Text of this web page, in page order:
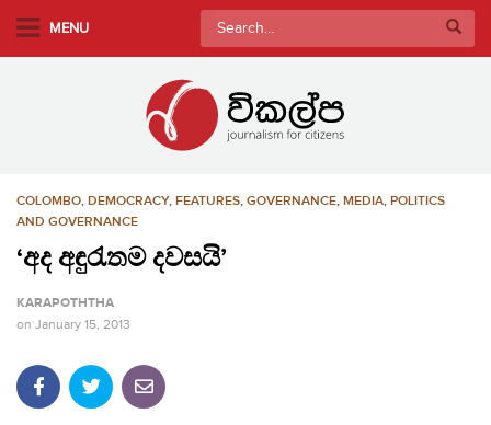
MENU
Search
for:
COLOMBO, DEMOCRACY, FEATURES, GOVERNANCE, MEDIA, POLITICS
AND GOVERNANCE
‘අද අඳුරැතම දවසයි’
KARAPOTHTHA
on January 15, 2013